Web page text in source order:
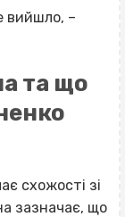
вийшло, –
та що
схожості зі
зазначає, що